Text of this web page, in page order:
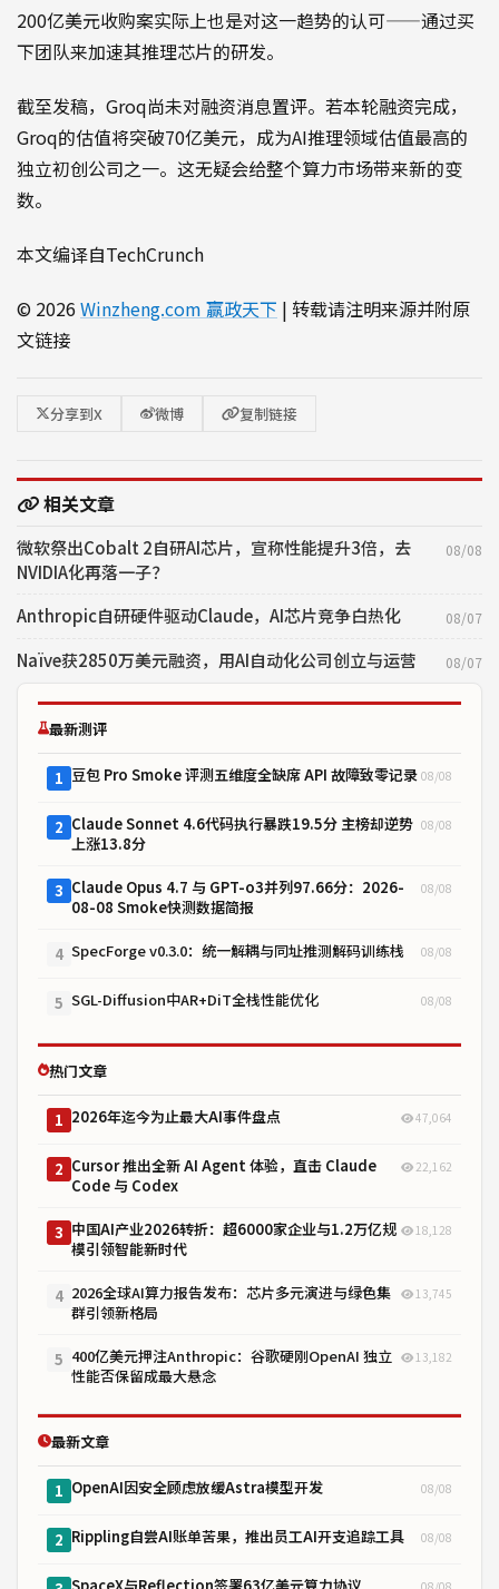
200亿美元收购案实际上也是对这一趋势的认可——通过买
下团队来加速其推理芯片的研发。
截至发稿，Groq尚未对融资消息置评。若本轮融资完成，
Groq的估值将突破70亿美元，成为AI推理领域估值最高的
独立初创公司之一。这无疑会给整个算力市场带来新的变
数。
本文编译自TechCrunch
© 2026 Winzheng.com 赢政天下 | 转载请注明来源并附原
文链接
分享到X 微博 复制链接
相关文章
微软祭出Cobalt 2自研AI芯片，宣称性能提升3倍，去
NVIDIA化再落一子？
08/08
Anthropic自研硬件驱动Claude，AI芯片竞争白热化 08/07
Naïve获2850万美元融资，用AI自动化公司创立与运营 08/07
最新测评
1 豆包 Pro Smoke 评测五维度全缺席 API 故障致零记录 08/08
2 Claude Sonnet 4.6代码执行暴跌19.5分 主榜却逆势
上涨13.8分
08/08
3 Claude Opus 4.7 与 GPT-o3并列97.66分：2026-
08-08 Smoke快测数据简报
08/08
4 SpecForge v0.3.0：统一解耦与同址推测解码训练栈 08/08
5 SGL-Diffusion中AR+DiT全栈性能优化 08/08
热门文章
1 2026年迄今为止最大AI事件盘点 47,064
2 Cursor 推出全新 AI Agent 体验，直击 Claude
Code 与 Codex
22,162
3 中国AI产业2026转折：超6000家企业与1.2万亿规
模引领智能新时代
18,128
4 2026全球AI算力报告发布：芯片多元演进与绿色集
群引领新格局
13,745
5 400亿美元押注Anthropic：谷歌硬刚OpenAI 独立
性能否保留成最大悬念
13,182
最新文章
1 OpenAI因安全顾虑放缓Astra模型开发 08/08
2 Rippling自尝AI账单苦果，推出员工AI开支追踪工具 08/08
SpaceX与Reflection签署63亿美元算力协议